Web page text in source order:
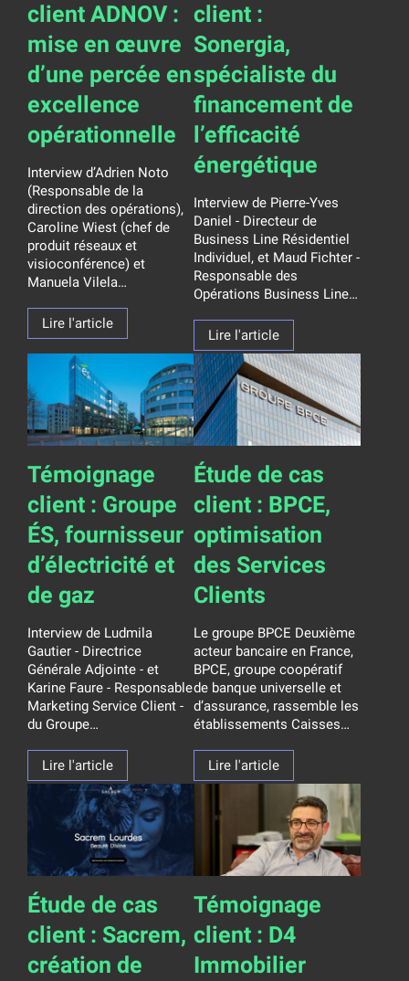
client ADNOV :
mise en œuvre
d’une percée en
excellence
opérationnelle
Interview d’Adrien Noto
(Responsable de la
direction des opérations),
Caroline Wiest (chef de
produit réseaux et
visioconférence) et
Manuela Vilela…
Lire l'article
client :
Sonergia,
spécialiste du
financement de
l’efficacité
énergétique
Interview de Pierre-Yves
Daniel - Directeur de
Business Line Résidentiel
Individuel, et Maud Fichter -
Responsable des
Opérations Business Line…
Lire l'article
Témoignage
client : Groupe
ÉS, fournisseur
d’électricité et
de gaz
Interview de Ludmila
Gautier - Directrice
Générale Adjointe - et
Karine Faure - Responsable
Marketing Service Client -
du Groupe…
Lire l'article
Étude de cas
client : BPCE,
optimisation
des Services
Clients
Le groupe BPCE Deuxième
acteur bancaire en France,
BPCE, groupe coopératif
de banque universelle et
d’assurance, rassemble les
établissements Caisses…
Lire l'article
Étude de cas
client : Sacrem,
création de
Témoignage
client : D4
Immobilier